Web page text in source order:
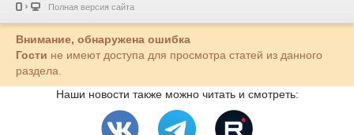
Полная версия сайта
Внимание, обнаружена ошибка
Гости не имеют доступа для просмотра статей из данного
раздела.
Наши новости также можно читать и смотреть: